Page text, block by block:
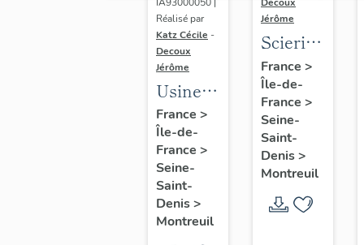
Réalisé par
Katz Cécile -
Decoux
Jérôme
Usine
de
menuiserie
Bergmair
et
Robert,
puis
France >
Île-de-
France >
Seine-
Saint-
Denis>
Montreuil
Jérôme
Scierie
Cavillet,
puis
usine
de bois
de
placage
Société
France >
Île-de-
France >
Seine-
Saint-
Denis>
Montreuil